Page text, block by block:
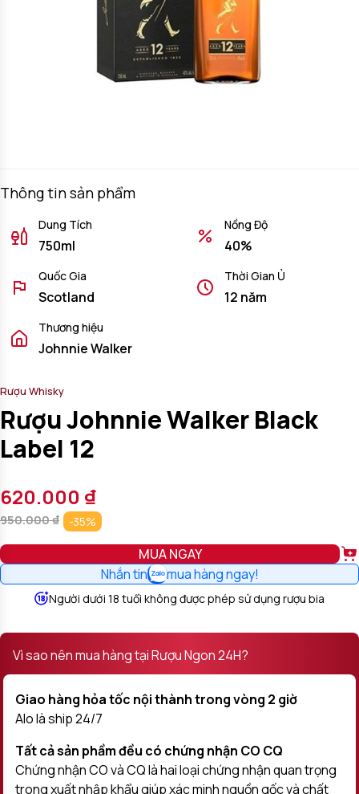
Thông tin sản phẩm
Dung Tích
750ml
Nồng Độ
40%
Quốc Gia
Scotland
Thời Gian Ủ
12 năm
Thương hiệu
Johnnie Walker
Rượu Whisky
Rượu Johnnie Walker Black
Label 12
620.000 ₫
950.000₫ -35%
MUA NGAY
Nhắn tin mua hàng ngay!
Người dưới 18 tuổi không được phép sử dụng rượu bia
Vì sao nên mua hàng tại Rượu Ngon 24H?
Giao hàng hỏa tốc nội thành trong vòng 2 giờ
Alo là ship 24/7
Tất cả sản phầm đều có chứng nhận CO CQ
Chứng nhận CO và CQ là hai loại chứng nhận quan trọng
trong xuất nhập khẩu giúp xác minh nguồn gốc và chất